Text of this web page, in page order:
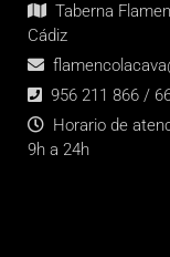
Taberna
Cádiz
956 211 866 /
Horario de
9h a 24h